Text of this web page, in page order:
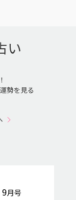
い
勢を見る
9月号